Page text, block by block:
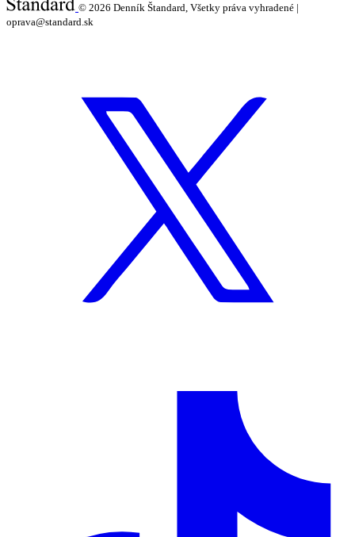
© 2026 Denník Štandard, Všetky práva vyhradené |
oprava@standard.sk